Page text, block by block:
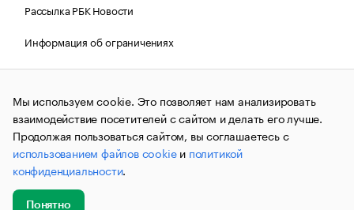
Рассылка РБК Новости
Информация об ограничениях
Правовая информация
О соблюдении авторских прав
© АО «РОСБИЗНЕСКОНСАЛТИНГ»,1995–2026.Сообщения
и материалы информационного агентства «РБК»
(зарегистрировано Федеральной службой по надзору в сфере
связи, информационных технологий и массовых
коммуникаций (Роскомнадзор) 09.12.2015 за номером ИА
№ФС77-63848) сопровождаются пометкой «РБК». Отдельные
публикации могут содержать информацию,
не предназначенную для пользователей
до 18 лет.
Мы используем cookie. Это позволяет нам анализировать
взаимодействие посетителей с сайтом и делать его лучше.
Продолжая пользоваться сайтом, вы соглашаетесь с
использованием файлов cookieи политикой
конфиденциальности.
Понятно